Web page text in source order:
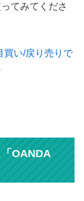
てみてくださ
買い/戻り売りで
OANDA